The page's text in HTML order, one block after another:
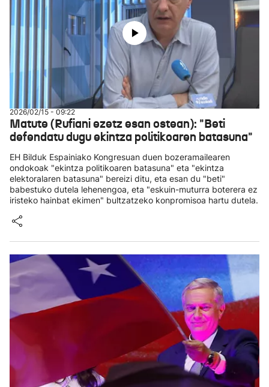
2026/02/15 - 09:22
Matute (Rufiani ezetz esan ostean): "Beti
defendatu dugu ekintza politikoaren batasuna"
EH Bilduk Espainiako Kongresuan duen bozeramailearen
ondokoak "ekintza politikoaren batasuna" eta "ekintza
elektoralaren batasuna" bereizi ditu, eta esan du "beti"
babestuko dutela lehenengoa, eta "eskuin-muturra boterera ez
iristeko hainbat ekimen" bultzatzeko konpromisoa hartu dutela.